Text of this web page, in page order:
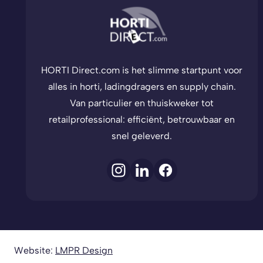
HORTI Direct.com is het slimme startpunt voor
alles in horti, ladingdragers en supply chain.
Van particulier en thuiskweker tot
retailprofessional: efficiënt, betrouwbaar en
snel geleverd.
Website: LMPR Design